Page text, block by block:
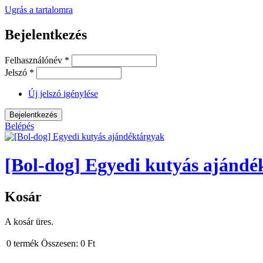
Ugrás a tartalomra
Bejelentkezés
Felhasználónév *
Jelszó *
Új jelszó igénylése
Belépés
[Bol-dog] Egyedi kutyás
Kosár
A kosár üres.
0 termék Összesen: 0 Ft